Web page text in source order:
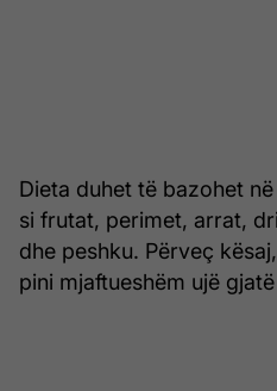
Dieta duhet të bazohet
si frutat, perimet, arrat,
dhe peshku. Përveç
pini mjaftueshëm ujë